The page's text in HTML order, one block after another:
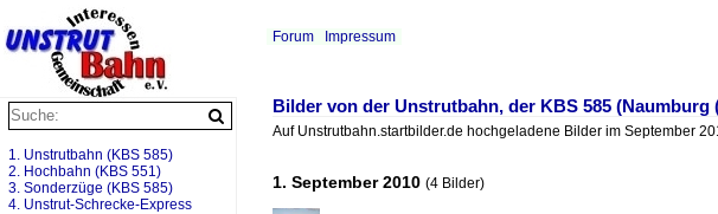
Forum Impressum
Bilder von der Unstrutbahn, der KBS 585 (Naumburg
Auf Unstrutbahn.startbilder.de hochgeladene Bilder im September
1. September 2010 (4 Bilder)
1. Unstrutbahn (KBS 585)
2. Hochbahn (KBS 551)
3. Sonderzüge (KBS 585)
4. Unstrut-Schrecke-Express